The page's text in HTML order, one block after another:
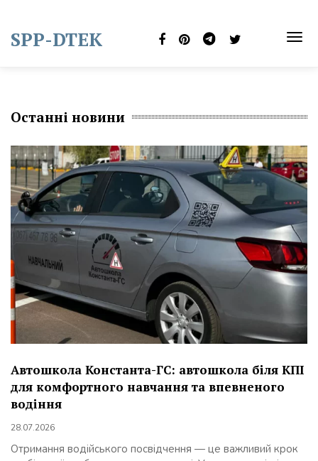
content
SPP-DTEK
Останні новини
Автошкола Константа-ГС: автошкола біля КПІ
для комфортного навчання та впевненого
водіння
28.07.2026
Отримання водійського посвідчення — це важливий крок